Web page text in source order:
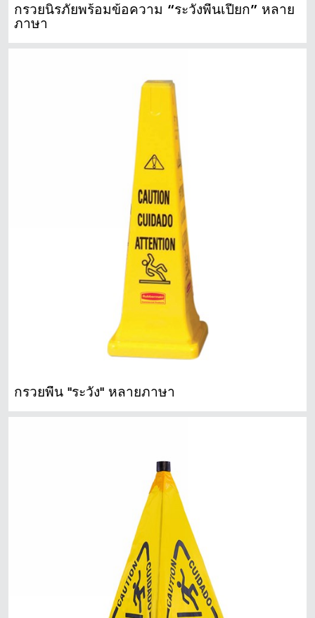
กรวยนิรภัยพร้อมข้อความ “ระวังพื้นเปียก” หลาย
ภาษา
กรวยพื้น "ระวัง" หลายภาษา